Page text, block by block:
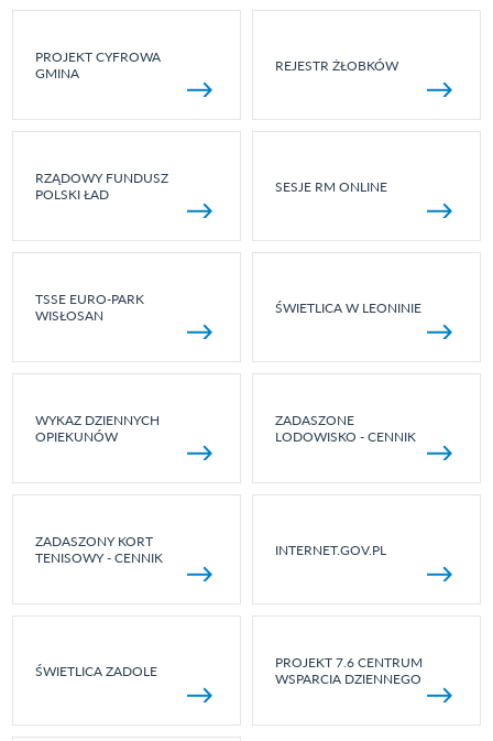
PROJEKT CYFROWA
GMINA
REJESTR ŻŁOBKÓW
RZĄDOWY FUNDUSZ
POLSKI ŁAD
SESJE RM ONLINE
TSSE EURO-PARK
WISŁOSAN
ŚWIETLICA W LEONINIE
WYKAZ DZIENNYCH
OPIEKUNÓW
ZADASZONE
LODOWISKO - CENNIK
ZADASZONY KORT
TENISOWY - CENNIK
INTERNET.GOV.PL
ŚWIETLICA ZADOLE
PROJEKT 7.6 CENTRUM
WSPARCIA DZIENNEGO